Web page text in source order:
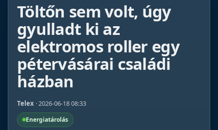
Töltőn sem volt, úgy
gyulladt ki az
elektromos roller egy
pétervásárai családi
házban
Telex · 2026-06-18 08:33
Energiatárolás